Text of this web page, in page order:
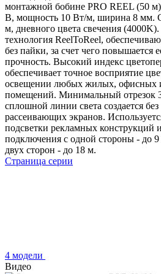
монтажной бобине PRO REEL (50
В, мощность 10 Вт/м, ширина 8 мм.
м, дневного цвета свечения (4000K).
технология ReelToReel,
без пайки, за счет чего повышается
прочность. Высокий индекс
обеспечивает точное восприятие
освещении любых жилых, офисных
помещений. Минимальный отрезок
сплошной линии света создается
рассеивающих экранов.
подсветки рекламных конструкций
подключения с одной стороны - до
двух сторон - до 18 м.
Страница серии
4 модели
Видео